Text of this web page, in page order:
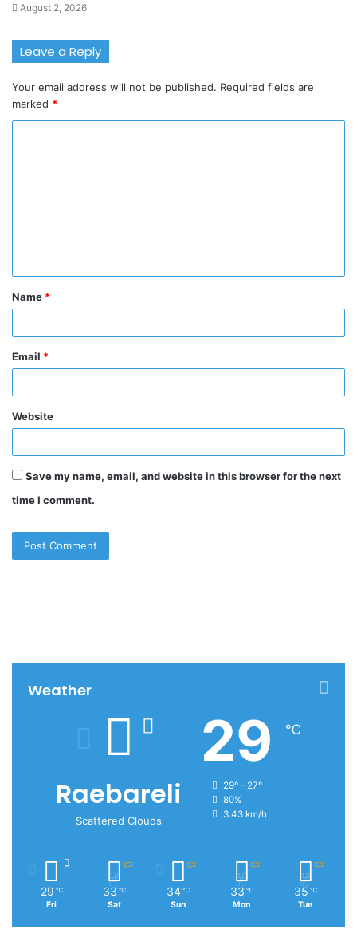
August 2, 2026
Leave a Reply
Your email address will not be published. Required fields are
marked *
t
*
Name *
Email *
Website
Save my name, email, and website in this browser for the next
time I comment.
Weather
Raebareli
Scattered Clouds
29 ℃
29º - 27º
80%
3.43 km/h
29 ℃
Fri
33 ℃
Sat
34 ℃
Sun
33 ℃
Mon
35 ℃
Tue